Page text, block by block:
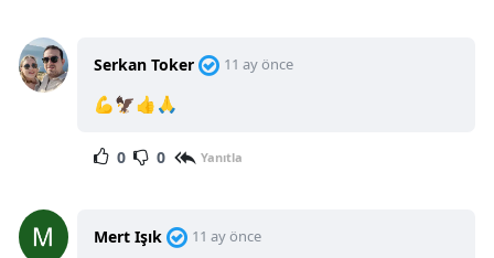
Serkan Toker 11 ay önce
💪🦅👍🙏
0 0 Yanıtla
Mert Işık 11 ay önce